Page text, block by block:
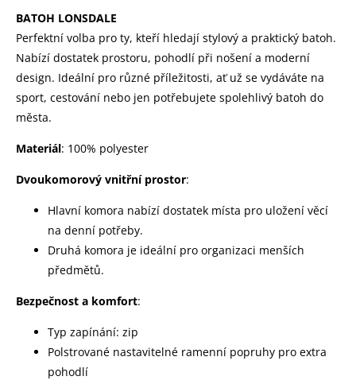
BATOH LONSDALE
Perfektní volba pro ty, kteří hledají stylový a praktický batoh.
Nabízí dostatek prostoru, pohodlí při nošení a moderní
design. Ideální pro různé příležitosti, ať už se vydáváte na
sport, cestování nebo jen potřebujete spolehlivý batoh do
města.
Materiál: 100% polyester
Dvoukomorový vnitřní prostor:
Hlavní komora nabízí dostatek místa pro uložení věcí
na denní potřeby.
Druhá komora je ideální pro organizaci menších
předmětů.
Bezpečnost a komfort:
Typ zapínání: zip
Polstrované nastavitelné ramenní popruhy pro extra
pohodlí